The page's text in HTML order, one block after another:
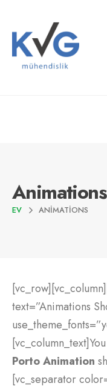
Animations
EV ANIMATIONS
text=”Animations
Porto Animation
[vc_separator